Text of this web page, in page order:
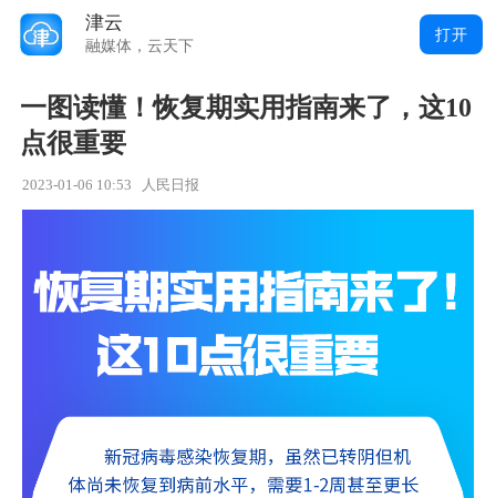
一图读懂！恢复期实用指南来了，这10
点很重要
2023-01-06 10:53 人民日报
津云
融媒体，云天下
打开